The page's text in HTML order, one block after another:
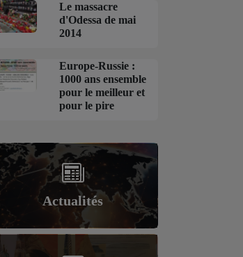
Le massacre
d'Odessa de mai
2014
Europe-Russie :
1000 ans ensemble
pour le meilleur et
pour le pire
Actualités